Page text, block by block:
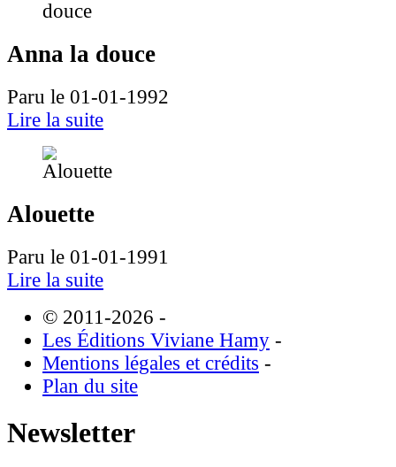
Anna la douce
Paru le 01-01-1992
Lire la suite
Alouette
Paru le 01-01-1991
Lire la suite
© 2011-2026 -
Les Éditions Viviane Hamy -
Mentions légales et crédits -
Plan du site
Newsletter